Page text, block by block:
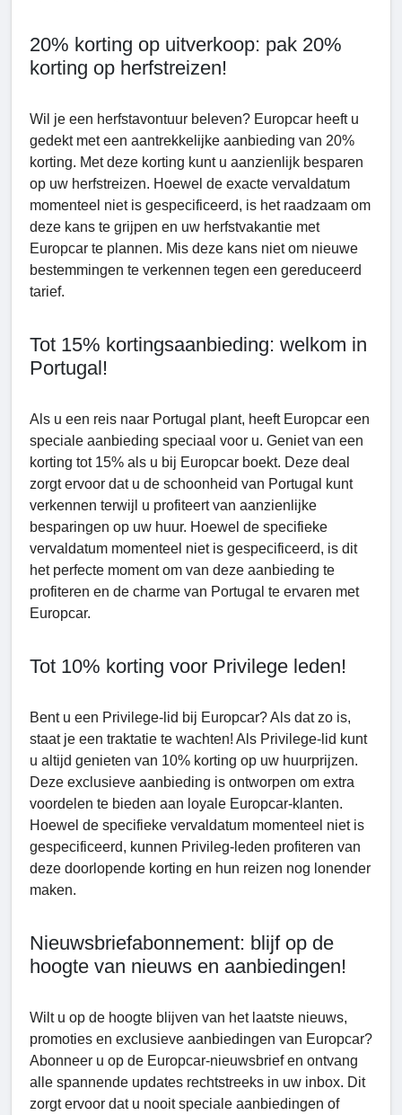
20% korting op uitverkoop: pak 20%
korting op herfstreizen!
Wil je een herfstavontuur beleven? Europcar heeft u
gedekt met een aantrekkelijke aanbieding van 20%
korting. Met deze korting kunt u aanzienlijk besparen
op uw herfstreizen. Hoewel de exacte vervaldatum
momenteel niet is gespecificeerd, is het raadzaam om
deze kans te grijpen en uw herfstvakantie met
Europcar te plannen. Mis deze kans niet om nieuwe
bestemmingen te verkennen tegen een gereduceerd
tarief.
Tot 15% kortingsaanbieding: welkom in
Portugal!
Als u een reis naar Portugal plant, heeft Europcar een
speciale aanbieding speciaal voor u. Geniet van een
korting tot 15% als u bij Europcar boekt. Deze deal
zorgt ervoor dat u de schoonheid van Portugal kunt
verkennen terwijl u profiteert van aanzienlijke
besparingen op uw huur. Hoewel de specifieke
vervaldatum momenteel niet is gespecificeerd, is dit
het perfecte moment om van deze aanbieding te
profiteren en de charme van Portugal te ervaren met
Europcar.
Tot 10% korting voor Privilеgе leden!
Bent u een Privilеgе-lid bij Europcar? Als dat zo is,
staat je een traktatie te wachten! Als Privilеgе-lid kunt
u altijd genieten van 10% korting op uw huurprijzen.
Deze exclusieve aanbieding is ontworpen om extra
voordelen te bieden aan loyale Europcar-klanten.
Hoewel de specifieke vervaldatum momenteel niet is
gespecificeerd, kunnen Privilеg-leden profiteren van
deze doorlopende korting en hun reizen nog lonender
maken.
Nieuwsbriefabonnement: blijf op de
hoogte van nieuws en aanbiedingen!
Wilt u op de hoogte blijven van het laatste nieuws,
promoties en exclusieve aanbiedingen van Europcar?
Abonneer u op de Europcar-nieuwsbrief en ontvang
alle spannende updates rechtstreeks in uw inbox. Dit
zorgt ervoor dat u nooit speciale aanbiedingen of